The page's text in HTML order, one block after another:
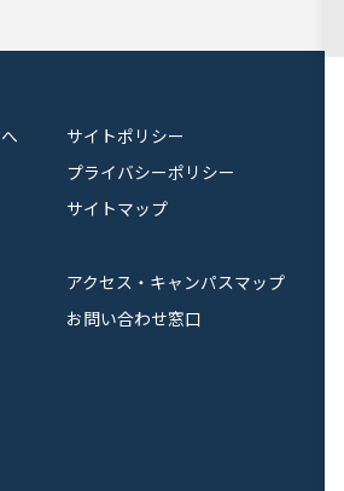
サイトポリシー
プライバシーポリシー
サイトマップ
アクセス・キャンパスマップ
お問い合わせ窓口